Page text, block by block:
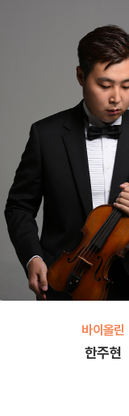
바이올린
한주현